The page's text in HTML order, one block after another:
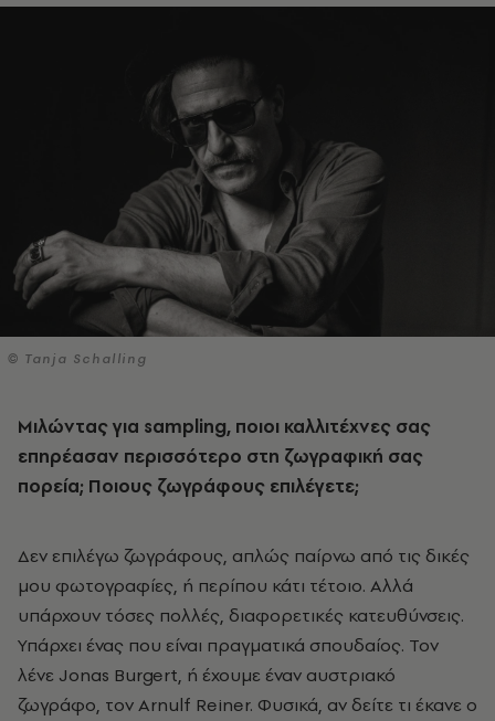
© Tanja Schalling
Μιλώντας για sampling, ποιοι καλλιτέχνες σας
επηρέασαν περισσότερο στη ζωγραφική σας
πορεία; Ποιους ζωγράφους επιλέγετε;
Δεν επιλέγω ζωγράφους, απλώς παίρνω από τις δικές
μου φωτογραφίες, ή περίπου κάτι τέτοιο. Αλλά
υπάρχουν τόσες πολλές, διαφορετικές κατευθύνσεις.
Υπάρχει ένας που είναι πραγματικά σπουδαίος. Τον
λένε Jonas Burgert, ή έχουμε έναν αυστριακό
ζωγράφο, τον Arnulf Reiner. Φυσικά, αν δείτε τι έκανε ο